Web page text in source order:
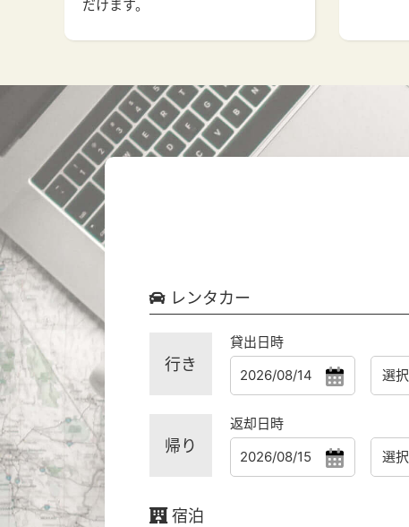
だけます。
レンタカー
行き
貸出日時
帰り
返却日時
宿泊